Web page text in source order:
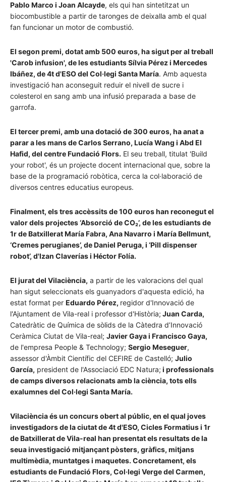
Pablo Marco i Joan Alcayde, els qui han sintetitzat un
biocombustible a partir de taronges de deixalla amb el qual
fan funcionar un motor de combustió.
El segon premi, dotat amb 500 euros, ha sigut per al treball
'Carob infusion', de les estudiants Sílvia Pérez i Mercedes
Ibáñez, de 4t d'ESO del Col·legi Santa María. Amb aquesta
investigació han aconseguit reduir el nivell de sucre i
colesterol en sang amb una infusió preparada a base de
garrofa.
El tercer premi, amb una dotació de 300 euros, ha anat a
parar a les mans de Carlos Serrano, Lucía Wang i Abd El
Hafid, del centre Fundació Flors. El seu treball, titulat 'Build
your robot', és un projecte docent internacional que, sobre la
base de la programació robòtica, cerca la col·laboració de
diversos centres educatius europeus.
Finalment, els tres accèssits de 100 euros han reconegut el
valor dels projectes ‘Absorció de CO₂’, de les estudiants de
1r de Batxillerat María Fabra, Ana Navarro i María Bellmunt,
‘Cremes perugianes’, de Daniel Peruga, i ‘Pill dispenser
robot’, d'Izan Claverías i Héctor Folía.
El jurat del Vilaciència, a partir de les valoracions del qual
han sigut seleccionats els guanyadors d'aquesta edició, ha
estat format per Eduardo Pérez, regidor d'Innovació de
l'Ajuntament de Vila-real i professor d'Història; Juan Carda,
Catedràtic de Química de sòlids de la Càtedra d’Innovació
Ceràmica Ciutat de Vila-real; Javier Gaya i Francisco Gaya,
de l'empresa People & Technology; Sergio Meseguer,
assessor d'Àmbit Científic del CEFIRE de Castelló; Julio
García, president de l'Associació EDC Natura; i professionals
de camps diversos relacionats amb la ciència, tots ells
exalumnes del Col·legi Santa María.
Vilaciència és un concurs obert al públic, en el qual joves
investigadors de la ciutat de 4t d'ESO, Cicles Formatius i 1r
de Batxillerat de Vila-real han presentat els resultats de la
seua investigació mitjançant pòsters, gràfics, mitjans
multimèdia, muntatges i maquetes. Concretament, els
estudiants de Fundació Flors, Col·legi Verge del Carmen,